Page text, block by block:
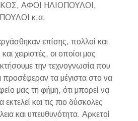
ΑΦΟΙ ΗΛΙΟΠΟΥΛΟΙ,
κ.α.
επίσης, πολλοί και
χειριστές, οι οποίοι μας
την τεχνογνωσία που
προσέφεραν τα μέγιστα στο να
μας τη φήμη, ότι μπορεί να
εκτελεί και τις πιο δύσκολες
και υπευθυνότητα. Αρκετοί